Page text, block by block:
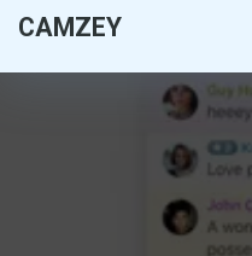
CAMZEY